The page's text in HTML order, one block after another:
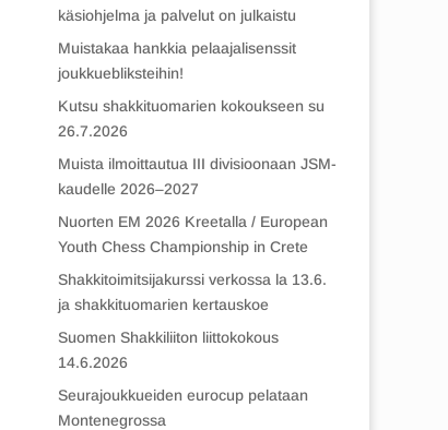
käsiohjelma ja palvelut on julkaistu
Muistakaa hankkia pelaajalisenssit
joukkuebliksteihin!
Kutsu shakkituomarien kokoukseen su
26.7.2026
Muista ilmoittautua III divisioonaan JSM-
kaudelle 2026–2027
Nuorten EM 2026 Kreetalla / European
Youth Chess Championship in Crete
Shakkitoimitsijakurssi verkossa la 13.6.
ja shakkituomarien kertauskoe
Suomen Shakkiliiton liittokokous
14.6.2026
Seurajoukkueiden eurocup pelataan
Montenegrossa